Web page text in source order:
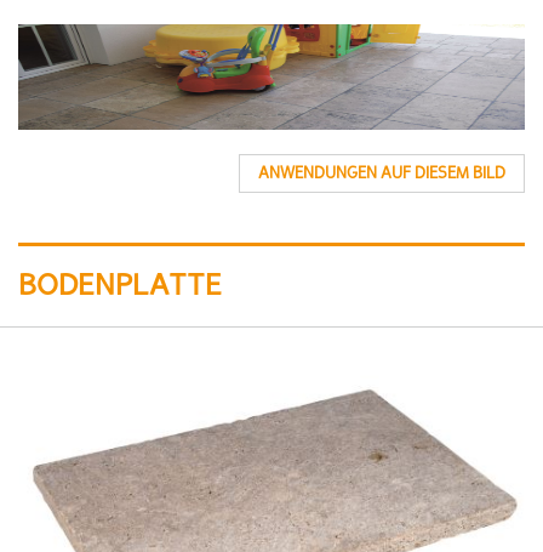
ANWENDUNGEN AUF DIESEM BILD
BODENPLATTE